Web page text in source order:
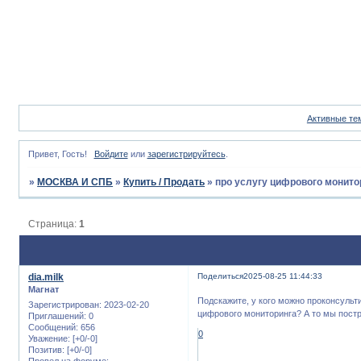
Активные
Привет, Гость! Войдитеили зарегистрируйтесь.
» МОСКВА И СПБ » Купить / Продать »про услугу цифрового
Страница:1
Поделиться2025-08-25 11:44:33
dia.milk
Магнат
Зарегистрирован: 2023-02-20
Приглашений: 0
Сообщений: 656
Уважение: [+0/-0]
Позитив: [+0/-0]
Подскажите, у кого можно
цифрового мониторинга? А то мы
0